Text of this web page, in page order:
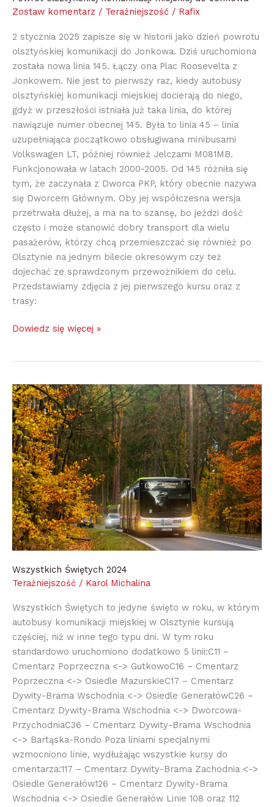
Zostaw komentarz / Teraźniejszość / Rafix
2 stycznia 2025 zapisze się w historii jako dzień powrotu
olsztyńskiej komunikacji do Jonkowa. Dziś uruchomiona
została nowa linia 145. Łączy ona Plac Roosevelta z
Jonkowem. Nie jest to pierwszy raz, kiedy autobusy
olsztyńskiej komunikacji miejskiej docierają do niego,
gdyż w przeszłości istniała już taka linia, do której
nawiązuje numer obecnej 145. Była to linia 45 – linia
uzupełniająca początkowo obsługiwana minibusami
Volkswagen LT, później również Jelczami M081MB.
Funkcjonowała w latach 2000-2005. Od 145 różniła się
tym, że zaczynała z Dworca PKP, który obecnie nazywa
się Dworcem Głównym. Oby jej współczesna wersja
przetrwała dłużej, a ma na to szansę, bo jeździ dość
często i może stanowić dobry transport dla wielu
pasażerów, którzy chcą przemieszczać się również po
Olsztynie na jednym bilecie okresowym czy też
dojechać ze sprawdzonym przewoźnikiem do celu.
Przedstawiamy zdjęcia z jej pierwszego kursu oraz z
trasy:
Dowiedz się więcej »
Wszystkich Świętych 2024
Teraźniejszość / Karol Michalina
Wszystkich Świętych to jedyne święto w roku, w którym
autobusy komunikacji miejskiej w Olsztynie kursują
częściej, niż w inne tego typu dni. W tym roku
standardowo uruchomiono dodatkowo 5 linii:C11 –
Cmentarz Poprzeczna <-> GutkowoC16 – Cmentarz
Poprzeczna <-> Osiedle MazurskieC17 – Cmentarz
Dywity-Brama Wschodnia <-> Osiedle GenerałówC26 –
Cmentarz Dywity-Brama Wschodnia <-> Dworcowa-
PrzychodniaC36 – Cmentarz Dywity-Brama Wschodnia
<-> Bartąska-Rondo Poza liniami specjalnymi
wzmocniono linie, wydłużając wszystkie kursy do
cmentarza:117 – Cmentarz Dywity-Brama Zachodnia <->
Osiedle Generałów126 – Cmentarz Dywity-Brama
Wschodnia <-> Osiedle Generałów Linie 108 oraz 112
Wszystkich
Świętych
2024